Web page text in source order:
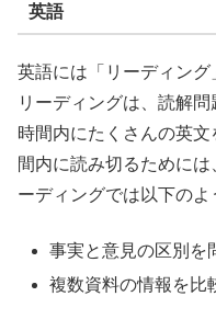
英語
英語には「リーディング
リーディングは、読解
時間内にたくさんの英
間内に読み切るために
ーディングでは以下のよ
事実と意見の区別を
複数資料の情報を比